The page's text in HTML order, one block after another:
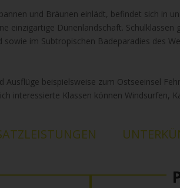
und Bräunen einlädt, befindet sich in
einzigartige Dünenlandschaft. Schulklassen
im Subtropischen Badeparadies des
beispielsweise zum Ostseeinsel
interessierte Klassen können Windsurfen,